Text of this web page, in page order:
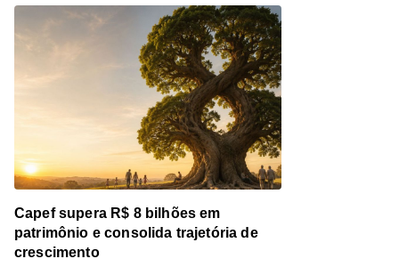
Capef supera R$ 8 bilhões em
patrimônio e consolida trajetória de
crescimento